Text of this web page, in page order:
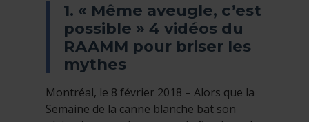
1. « Même aveugle, c’est
possible » 4 vidéos du
RAAMM pour briser les
mythes
Montréal, le 8 février 2018 – Alors que la
Semaine de la canne blanche bat son